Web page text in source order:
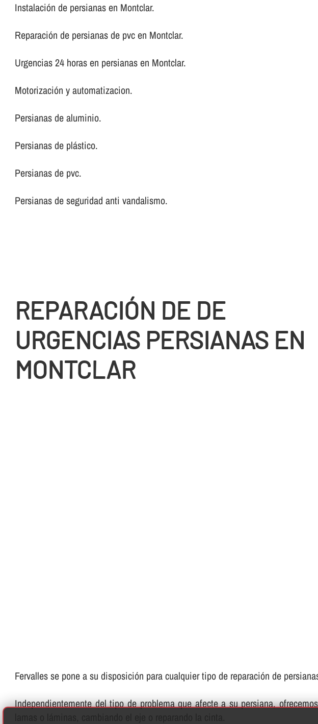
Instalación de persianas en Montclar.
Reparación de persianas de pvc en Montclar.
Urgencias 24 horas en persianas en Montclar.
Motorización y automatizacion.
Persianas de aluminio.
Persianas de plástico.
Persianas de pvc.
Persianas de seguridad anti vandalismo.
REPARACIÓN DE DE
URGENCIAS PERSIANAS EN
MONTCLAR
Fervalles se pone a su disposición para cualquier tipo de reparación de
Independientemente del tipo de problema que afecte a su persiana,